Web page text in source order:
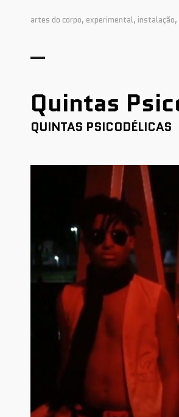
artes do corpo, experimental, instalação,
Quintas
QUINTAS PSICODÉLICAS